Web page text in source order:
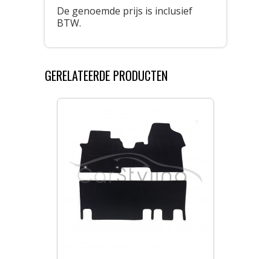
De genoemde prijs is inclusief
BTW.
GERELATEERDE PRODUCTEN